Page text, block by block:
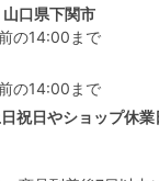
口県下関市
の14:00まで
の14:00まで
祝日やショップ休業